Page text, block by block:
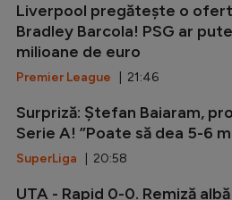
Liverpool pregătește o
Bradley Barcola! PSG ar
milioane de euro
Premier League | 21:46
Surpriză: Ștefan Baiaram,
Serie A! ”Poate să dea 5-6
SuperLiga | 20:58
UTA - Rapid 0-0. Remiză